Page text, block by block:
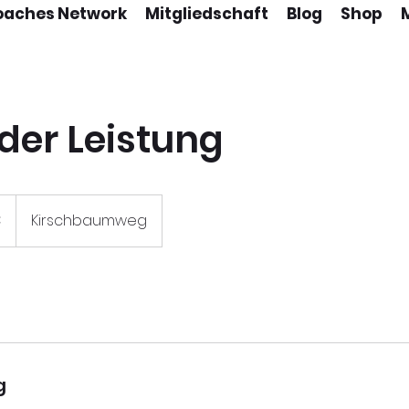
Network Mitgliedschaft Blog Shop
Leistung
Kirschbaumweg